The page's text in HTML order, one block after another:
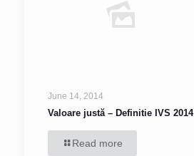
June 14, 2014
Valoare justă – Definitie IVS 2014
Read more